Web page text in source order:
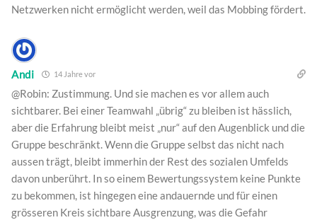
Netzwerken nicht ermöglicht werden, weil das Mobbing fördert.
Andi 14 Jahre vor
@Robin: Zustimmung. Und sie machen es vor allem auch
sichtbarer. Bei einer Teamwahl „übrig“ zu bleiben ist hässlich,
aber die Erfahrung bleibt meist „nur“ auf den Augenblick und die
Gruppe beschränkt. Wenn die Gruppe selbst das nicht nach
aussen trägt, bleibt immerhin der Rest des sozialen Umfelds
davon unberührt. In so einem Bewertungssystem keine Punkte
zu bekommen, ist hingegen eine andauernde und für einen
grösseren Kreis sichtbare Ausgrenzung, was die Gefahr